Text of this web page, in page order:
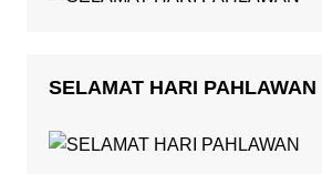
SELAMAT HARI PAHLAWAN